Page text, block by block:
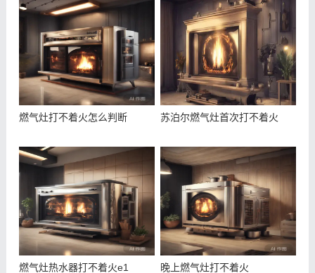
燃气灶打不着火怎么判断 苏泊尔燃气灶首次打不着火
燃气灶热水器打不着火e1 晚上燃气灶打不着火